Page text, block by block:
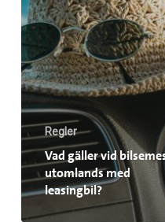
Regler
Vad gäller vid
utomlands med
leasingbil?